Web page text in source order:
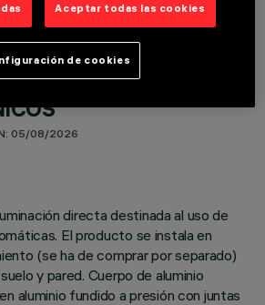
05/08/2026
directa destinada al uso de
El producto se instala en
(se ha de comprar por separado)
y pared. Cuerpo de aluminio
aluminio fundido a presión con juntas
Aceptar todas las cookies
de cookies